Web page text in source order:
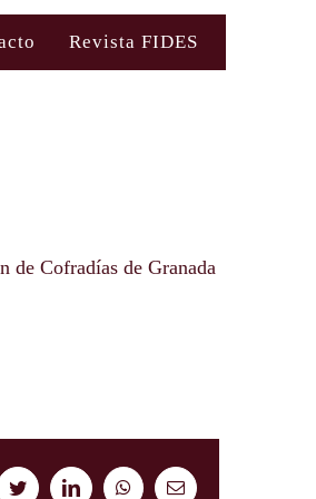
Revista FIDES
de Cofradías de Granada
TwitterLinkedInWhatsAppCorreo